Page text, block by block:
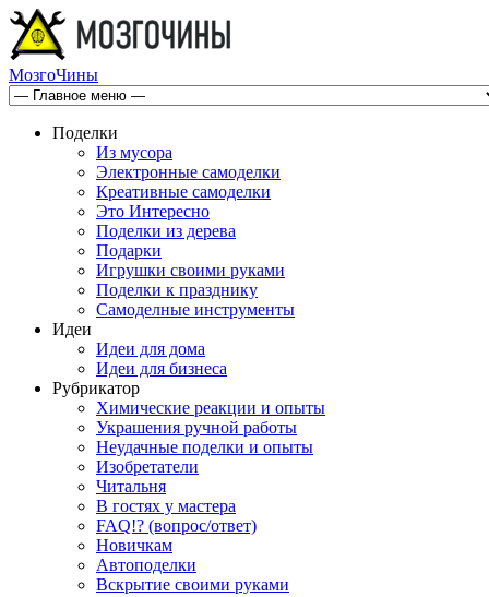
МозгоЧины
Поделки
Из мусора
Электронные самоделки
Креативные самоделки
Это Интересно
Поделки из дерева
Подарки
Игрушки своими руками
Поделки к празднику
Самоделные инструменты
Идеи
Идеи для дома
Идеи для бизнеса
Рубрикатор
Химические реакции и опыты
Украшения ручной работы
Неудачные поделки и опыты
Изобретатели
Читальня
В гостях у мастера
FAQ!? (вопрос/ответ)
Новичкам
Автоподелки
Вскрытие своими руками